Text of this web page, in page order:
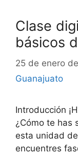
Clase
básicos
25 de enero
Guanajuato
Introducción
¿Cómo te has
esta unidad
encuentres